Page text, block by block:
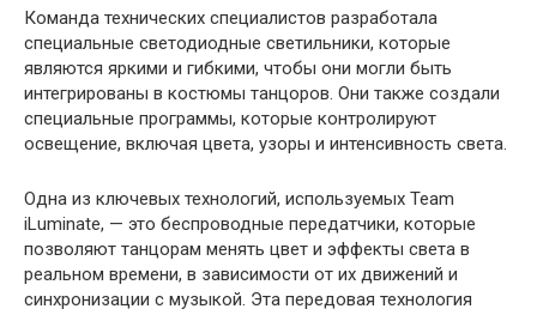
Команда технических специалистов разработала
специальные светодиодные светильники, которые
являются яркими и гибкими, чтобы они могли быть
интегрированы в костюмы танцоров. Они также создали
специальные программы, которые контролируют
освещение, включая цвета, узоры и интенсивность света.
Одна из ключевых технологий, используемых Team
iLuminate, — это беспроводные передатчики, которые
позволяют танцорам менять цвет и эффекты света в
реальном времени, в зависимости от их движений и
синхронизации с музыкой. Эта передовая технология